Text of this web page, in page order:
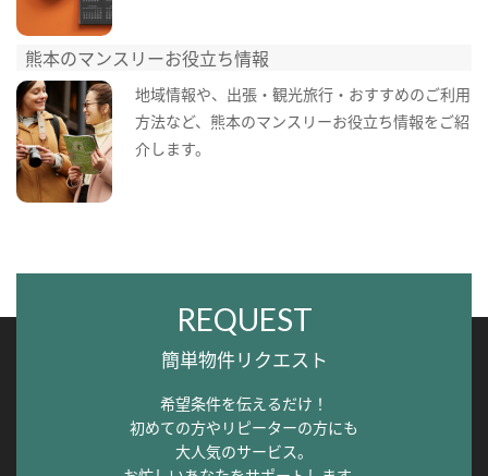
熊本のマンスリーお役立ち情報
地域情報や、出張・観光旅行・おすすめのご利用
方法など、熊本のマンスリーお役立ち情報をご紹
介します。
REQUEST
簡単物件リクエスト
希望条件を伝えるだけ！
初めての方やリピーターの方にも
大人気のサービス。